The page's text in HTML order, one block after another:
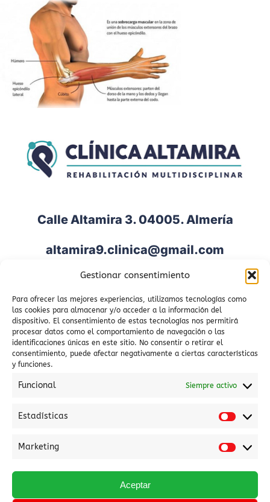
Gestionar consentimiento
Para ofrecer las mejores experiencias, utilizamos tecnologías como
las cookies para almacenar y/o acceder a la información del
dispositivo. El consentimiento de estas tecnologías nos permitirá
procesar datos como el comportamiento de navegación o las
identificaciones únicas en este sitio. No consentir o retirar el
consentimiento, puede afectar negativamente a ciertas características
y funciones.
Funcional Siempre activo
Estadísticas
Marketing
Aceptar
Calle Altamira 3. 04005. Almería
altamira9.clinica@gmail.com
950 009 292
658 605 641
Lunes a Jueves: 8:00 a 22:00 –